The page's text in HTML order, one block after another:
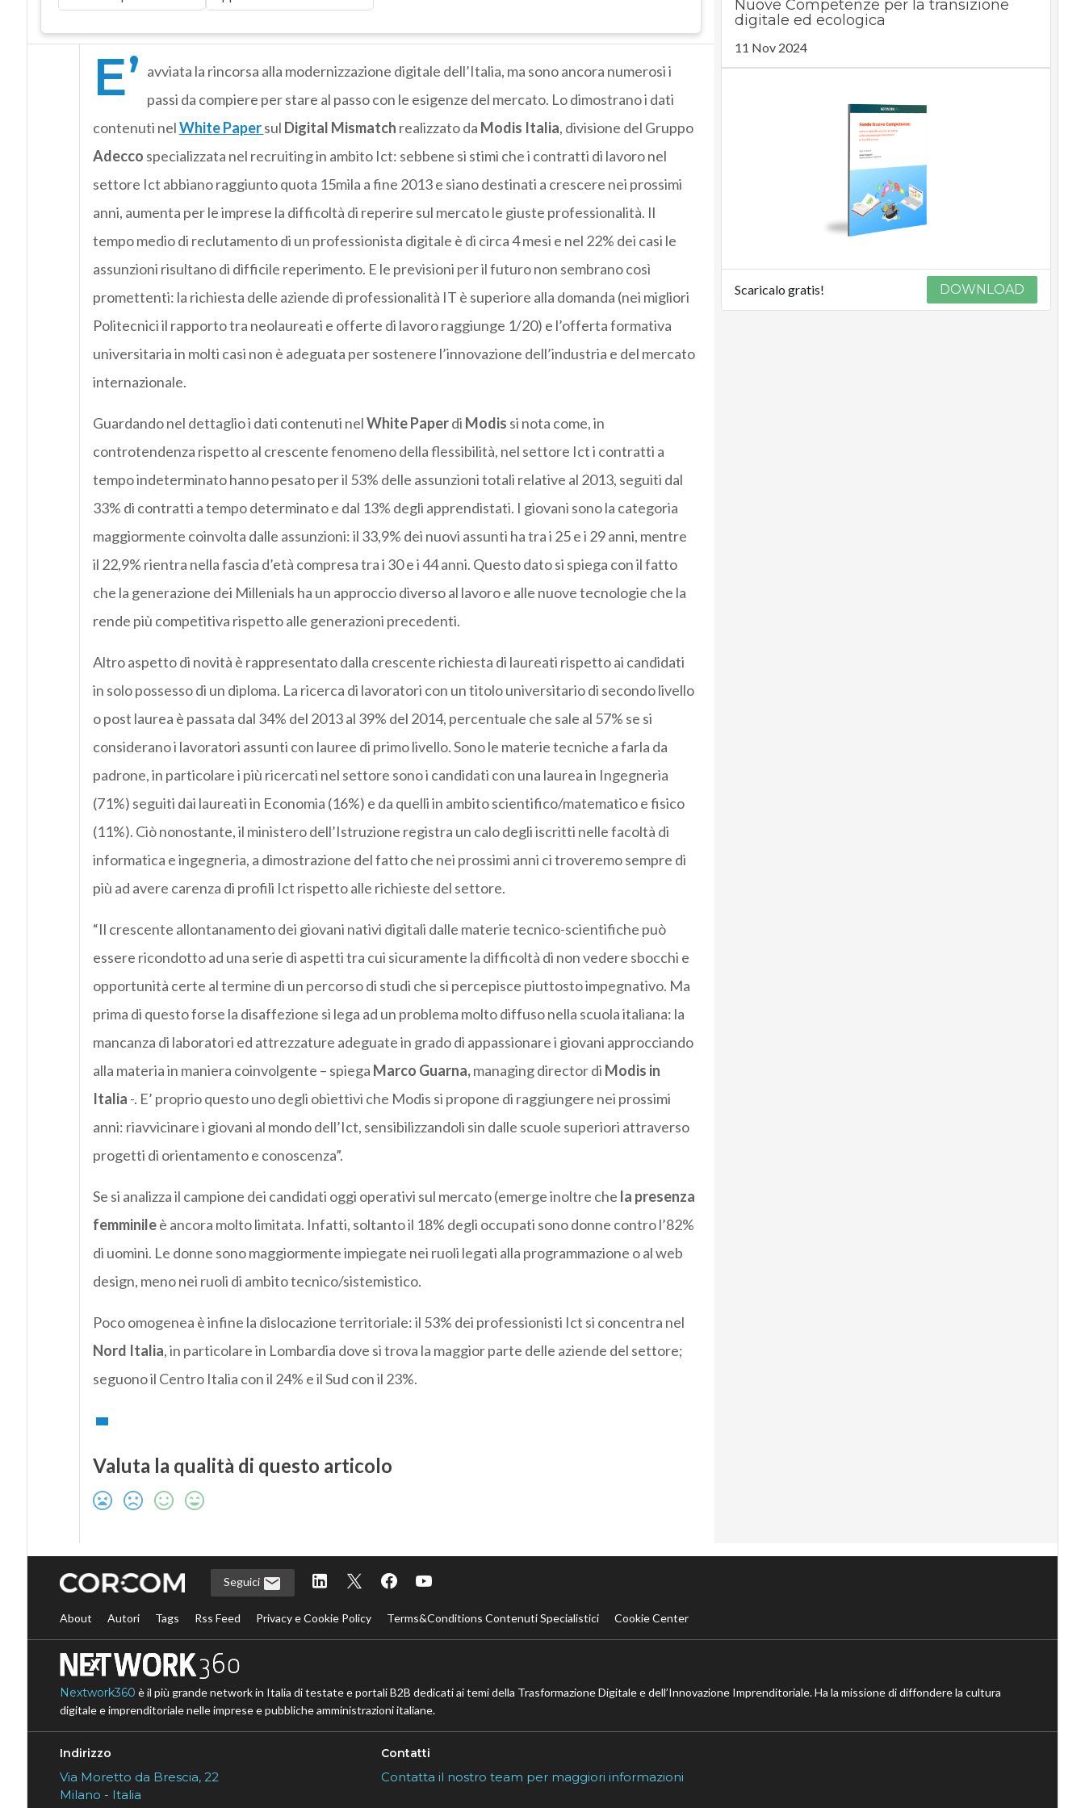
E’ avviata la rincorsa alla modernizzazione digitale dell’Italia, ma sono ancora numerosi i
passi da compiere per stare al passo con le esigenze del mercato. Lo dimostrano i dati
contenuti nelWhite Papersul Digital Mismatch realizzato da Modis Italia, divisione del Gruppo
Adecco specializzata nel recruiting in ambito Ict: sebbene si stimi che i contratti di lavoro nel
settore Ict abbiano raggiunto quota 15mila a fine 2013 e siano destinati a crescere nei prossimi
anni, aumenta per le imprese la difficoltà di reperire sul mercato le giuste professionalità. Il
tempo medio di reclutamento di un professionista digitale è di circa 4 mesi e nel 22% dei casi le
assunzioni risultano di difficile reperimento. E le previsioni per il futuro non sembrano così
promettenti: la richiesta delle aziende di professionalità IT è superiore alla domanda (nei migliori
Politecnici il rapporto tra neolaureati e offerte di lavoro raggiunge 1/20) e l’offerta formativa
universitaria in molti casi non è adeguata per sostenere l’innovazione dell’industria e del mercato
internazionale.
Guardando nel dettaglio i dati contenuti nelWhite Paperdi Modis si nota come, in
controtendenza rispetto al crescente fenomeno della flessibilità, nel settore Ict i contratti a
tempo indeterminato hanno pesato per il 53% delle assunzioni totali relative al 2013, seguiti dal
33% di contratti a tempo determinato e dal 13% degli apprendistati. I giovani sono la categoria
maggiormente coinvolta dalle assunzioni: il 33,9% dei nuovi assunti ha tra i 25 e i 29 anni, mentre
il 22,9% rientra nella fascia d’età compresa tra i 30 e i 44 anni. Questo dato si spiega con il fatto
che la generazione dei Millenials ha un approccio diverso al lavoro e alle nuove tecnologie che la
rende più competitiva rispetto alle generazioni precedenti.
Altro aspetto di novità è rappresentato dalla crescente richiesta di laureati rispetto ai candidati
in solo possesso di un diploma. La ricerca di lavoratori con un titolo universitario di secondo livello
o post laurea è passata dal 34% del 2013 al 39% del 2014, percentuale che sale al 57% se si
considerano i lavoratori assunti con lauree di primo livello. Sono le materie tecniche a farla da
padrone, in particolare i più ricercati nel settore sono i candidati con una laurea in Ingegneria
(71%) seguiti dai laureati in Economia (16%) e da quelli in ambito scientifico/matematico e fisico
(11%). Ciò nonostante, il ministero dell’Istruzione registra un calo degli iscritti nelle facoltà di
informatica e ingegneria, a dimostrazione del fatto che nei prossimi anni ci troveremo sempre di
più ad avere carenza di profili Ict rispetto alle richieste del settore.
“Il crescente allontanamento dei giovani nativi digitali dalle materie tecnico-scientifiche può
essere ricondotto ad una serie di aspetti tra cui sicuramente la difficoltà di non vedere sbocchi e
opportunità certe al termine di un percorso di studi che si percepisce piuttosto impegnativo. Ma
prima di questo forse la disaffezione si lega ad un problema molto diffuso nella scuola italiana: la
mancanza di laboratori ed attrezzature adeguate in grado di appassionare i giovani approcciando
alla materia in maniera coinvolgente – spiega Marco Guarna,managing director di Modis in
Italia -. E’ proprio questo uno degli obiettivi che Modis si propone di raggiungere nei prossimi
anni: riavvicinare i giovani al mondo dell’Ict, sensibilizzandoli sin dalle scuole superiori attraverso
progetti di orientamento e conoscenza”.
Se si analizza il campione dei candidati oggi operativi sul mercato (emerge inoltre che la presenza
femminileè ancora molto limitata. Infatti, soltanto il 18% degli occupati sono donne contro l’82%
di uomini. Le donne sono maggiormente impiegate nei ruoli legati alla programmazione o al web
design, meno nei ruoli di ambito tecnico/sistemistico.
Poco omogenea è infine la dislocazione territoriale: il 53% dei professionisti Ict si concentra nel
Nord Italia, in particolare in Lombardia dove si trova la maggior parte delle aziende del settore;
seguono il Centro Italia con il 24% e il Sud con il 23%.
Valuta la qualità di questo articolo
Nuove Competenze per la transizione
digitale ed ecologica
11 Nov 2024
Scaricalo gratis! DOWNLOAD
Seguici
About Autori Tags Rss Feed Privacy e Cookie Policy Terms&Conditions Contenuti Specialistici Cookie Center
Nextwork360 è il più grande network in Italia di testate e portali B2B dedicati ai temi della Trasformazione Digitale e dell’Innovazione Imprenditoriale. Ha la missione di diffondere la cultura
digitale e imprenditoriale nelle imprese e pubbliche amministrazioni italiane.
Indirizzo
Via Moretto da Brescia, 22
Milano - Italia
Contatti
Contatta il nostro team per maggiori informazioni